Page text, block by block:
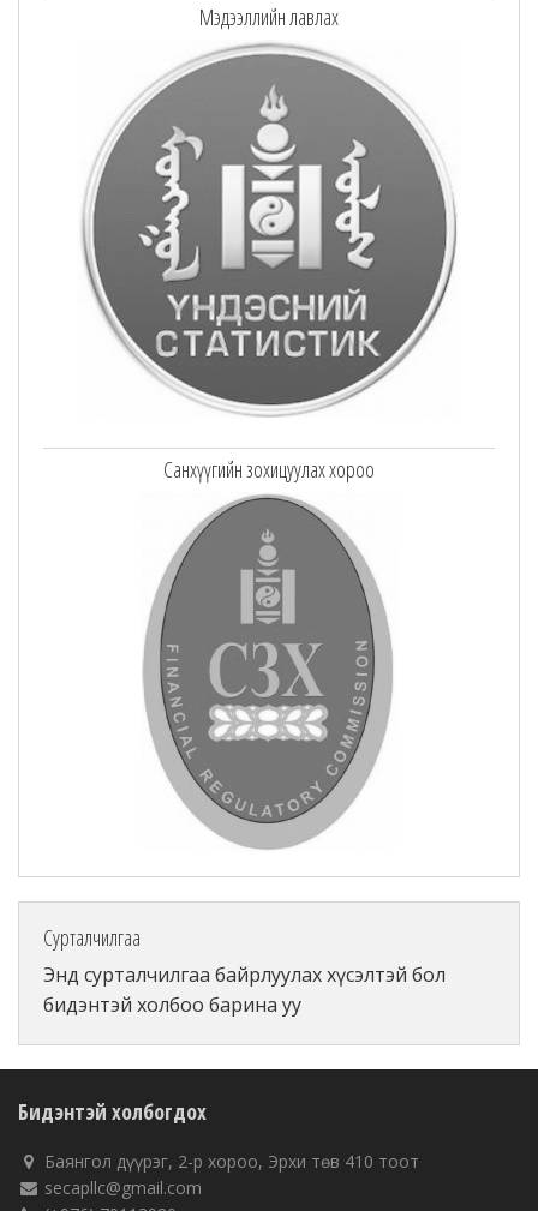
Мэдээллийн лавлах
Санхүүгийн зохицуулах хороо
Сурталчилгаа
Энд сурталчилгаа байрлуулах хүсэлтэй бол
бидэнтэй холбоо барина уу
Бидэнтэй холбогдох
Баянгол дүүрэг, 2-р хороо, Эрхи төв 410 тоот
secapllc@gmail.com